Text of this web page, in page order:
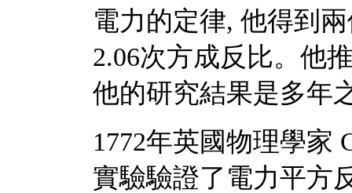
電力的定律, 他得到
2.06次方成反比。他
他的研究結果是多年
1772年英國物理學家
實驗驗證了電力平方